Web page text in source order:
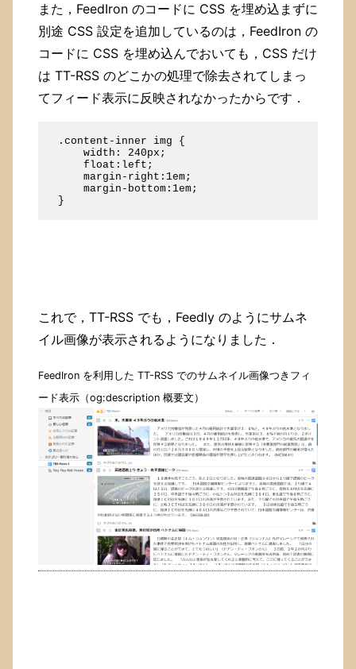
また，FeedIron のコードに CSS を埋め込まずに
別途 CSS 設定を追加しているのは，FeedIron の
コードに CSS を埋め込んでおいても，CSS だけ
は TT-RSS のどこかの処理で除去されてしまっ
てフィード表示に反映されなかったからです．
.content-inner img {
    width: 240px;
    float:left;
    margin-right:1em;
    margin-bottom:1em;
これで，TT-RSS でも，Feedly のようにサムネ
イル画像が表示されるようになりました．
FeedIron を利用した TT-RSS でのサムネイル画像つきフィ
ード表示（og:description 概要文）